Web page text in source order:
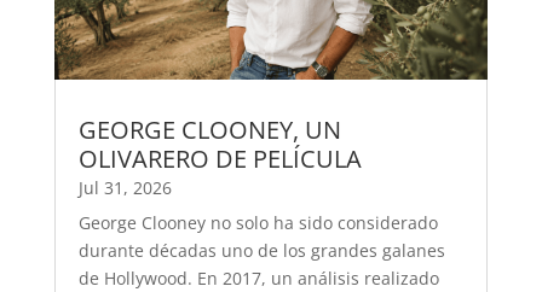
GEORGE CLOONEY, UN
OLIVARERO DE PELÍCULA
Jul 31, 2026
George Clooney no solo ha sido considerado
durante décadas uno de los grandes galanes
de Hollywood. En 2017, un análisis realizado